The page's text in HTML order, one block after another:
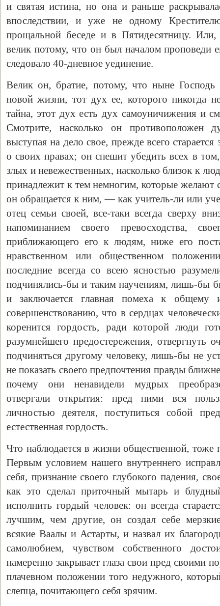
и святая истина, но она и раньше
впоследствии, и уже не одному
прощальной беседе и в Пятидесятницу.
велик потому, что он был началом проповеди
следовало 40-дневное уединение.
Велик он, бpaтие, потому, что ныне Господь
новой жизни, тот дух ее, которого никогда
тайна, этот дух есть дух самоуничижения и
Смотрите, насколько он противоположен
выступая на дело свое, прежде всего
о своих правах; он спешит убедить всех в
злых и невежественных, насколько близок к
принадлежит к тем немногим, которые желают
он обращается к ним, — как учитель-ли или
отец семьи своей, все-таки всегда сверху
напоминанием своего превосходства,
приближающего его к людям, ниже его
нравственном или общественном
последние всегда со всею ясностью
подчинялись-бы и таким научениям, лишь-бы
и заключается главная помеха к общему
совершенствованию, что в сердцах
коренится гордость, ради которой люди
разумнейшего предостережения, отвергнуть
подчиняться другому человеку, лишь-бы не
не показать своего предпочтения правды
почему они ненавидели мудрых
отвергали открытия: пред ними вся
личностью деятеля, поступиться собой
естественная гордость.
Что наблюдается в жизни общественной, тоже
Первым условием нашего внутреннего
себя, признание своего глубокого падения,
как это сделал приточный мытарь и
исполнить гордый человек: он всегда
лучшим, чем другие, он создал себе
всякие Ваалы и Астарты, и назвал их
самолюбием, чувством собственного
намеренно закрывает глаза свои пред своими
плачевном положении того недужного,
слепца, почитающего себя зрячим.